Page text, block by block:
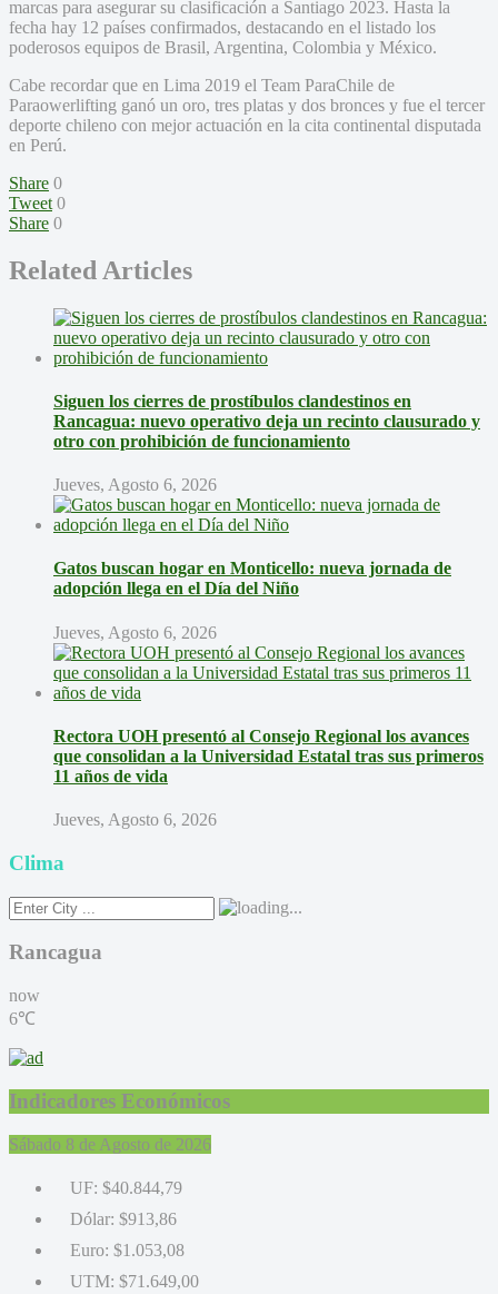
marcas para asegurar su clasificación a Santiago 2023. Hasta la
fecha hay 12 países confirmados, destacando en el listado los
poderosos equipos de Brasil, Argentina, Colombia y México.
Cabe recordar que en Lima 2019 el Team ParaChile de
Paraowerlifting ganó un oro, tres platas y dos bronces y fue el tercer
deporte chileno con mejor actuación en la cita continental disputada
en Perú.
Share 0
Tweet 0
Share 0
Related Articles
Siguen los cierres de prostíbulos clandestinos en
Rancagua: nuevo operativo deja un recinto clausurado y
otro con prohibición de funcionamiento
Jueves, Agosto 6, 2026
Gatos buscan hogar en Monticello: nueva jornada de
adopción llega en el Día del Niño
Jueves, Agosto 6, 2026
Rectora UOH presentó al Consejo Regional los avances
que consolidan a la Universidad Estatal tras sus primeros
11 años de vida
Jueves, Agosto 6, 2026
Clima
Rancagua
now
6℃
Indicadores Económicos
Sábado 8 de Agosto de 2026
UF: $40.844,79
Dólar: $913,86
Euro: $1.053,08
UTM: $71.649,00